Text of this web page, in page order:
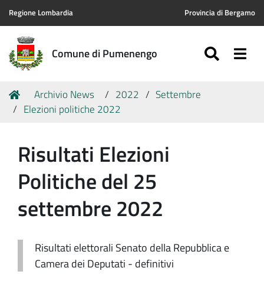
Regione Lombardia Provincia di Bergamo
Comune di Pumenengo
Tu
sei
Home
Archivio News 2022
Settembre
Elezioni politiche 2022
Risultati Elezioni
Politiche del 25
settembre 2022
Risultati elettorali Senato della Repubblica e
Camera dei Deputati - definitivi